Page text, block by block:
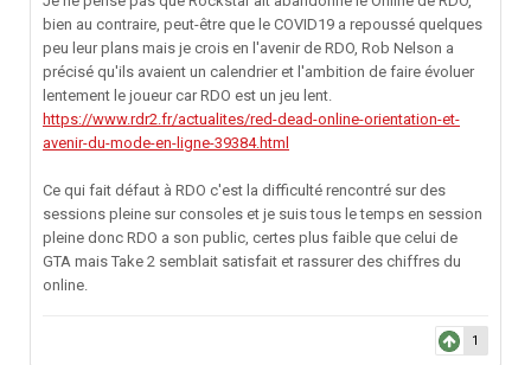
bien au contraire, peut-être que le COVID19 a repoussé quelques
peu leur plans mais je crois en l'avenir de RDO, Rob Nelson a
précisé qu'ils avaient un calendrier et l'ambition de faire évoluer
lentement le joueur car RDO est un jeu lent.
https://www.rdr2.fr/actualites/red-dead-online-orientation-et-
avenir-du-mode-en-ligne-39384.html
Ce qui fait défaut à RDO c'est la difficulté rencontré sur des
sessions pleine sur consoles et je suis tous le temps en session
pleine donc RDO a son public, certes plus faible que celui de
GTA mais Take 2 semblait satisfait et rassurer des chiffres du
online.
1